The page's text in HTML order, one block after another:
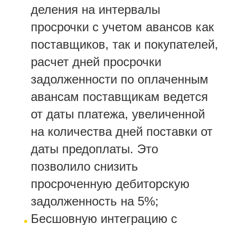
деления на интервалы
просрочки с учетом авансов как
поставщиков, так и покупателей,
расчет дней просрочки
задолженности по оплаченным
авансам поставщикам ведется
от даты платежа, увеличенной
на количества дней поставки от
даты предоплаты. Это
позволило снизить
просроченную дебиторскую
задолженность на 5%;
Бесшовную интеграцию с